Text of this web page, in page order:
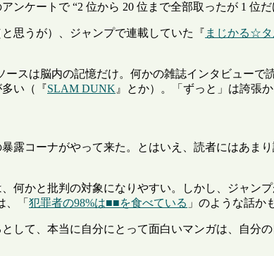
ンケートで 2 位から 20 位まで全部取ったが 1 位
思うが）、ジャンプで連載していた『 まじかる☆
スは脳内の記憶だけ。何かの雑誌インタビューで
い（『SLAM DUNK 』とか）。「ずっと」は誇張か
露コーナがやって来た。とはいえ、読者にはあま
何かと批判の対象になりやすい。しかし、ジャン
、「 犯罪者の98%は■■を食べている 」のような話か
して、本当に自分にとって面白いマンガは、自分